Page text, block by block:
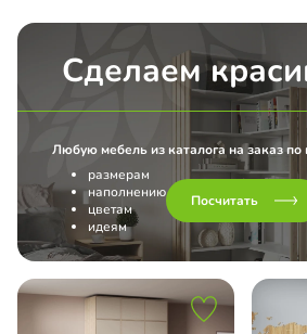
Сделаем
Любую мебель из каталога на заказ
размерам
наполнению
цветам
идеям
Посчитать